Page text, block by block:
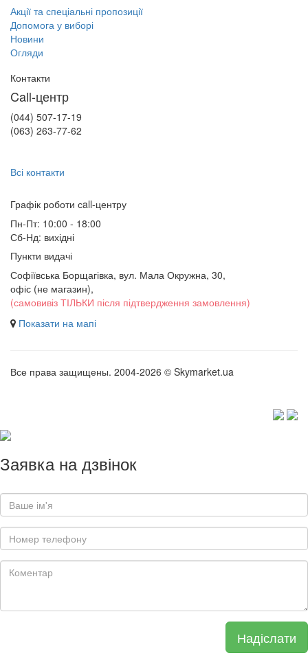
Акції та спеціальні пропозиції
Допомога у виборі
Новини
Огляди
Контакти
Call-центр
(044) 507-17-19
(063) 263-77-62
Всі контакти
Графік роботи сall-центру
Пн-Пт: 10:00 - 18:00
Сб-Нд: вихідні
Пункти видачі
Софіївська Борщагівка, вул. Мала Окружна, 30,
офіс (не магазин),
(самовивіз ТІЛЬКИ після підтвердження замовлення)
Показати на мапі
Все права защищены. 2004-2026 © Skymarket.ua
Заявка на дзвінок
Надіслати